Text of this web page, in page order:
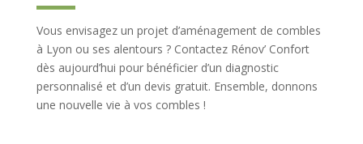
Vous envisagez un projet d’aménagement de combles
à Lyon ou ses alentours ? Contactez Rénov’ Confort
dès aujourd’hui pour bénéficier d’un diagnostic
personnalisé et d’un devis gratuit. Ensemble, donnons
une nouvelle vie à vos combles !